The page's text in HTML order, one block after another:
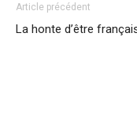
Article précédent
La honte d’être